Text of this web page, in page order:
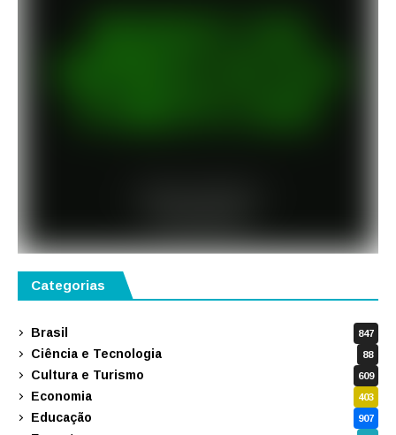
Categorias
Brasil 847
Ciência e Tecnologia 88
Cultura e Turismo 609
Economia 403
Educação 907